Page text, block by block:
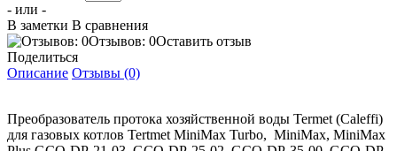
- или -
В заметки В сравнения
Отзывов: 0Оставить отзыв
Поделиться
Описание Отзывы (0)
Преобразователь протока хозяйственной воды Termet (Caleffi)
для газовых котлов Tertmet MiniMax Turbo, MiniMax, MiniMax